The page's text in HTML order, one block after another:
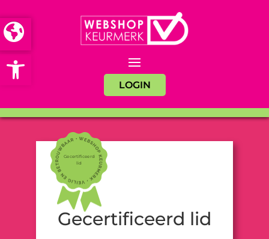
Open toolbar
LOGIN
Gecertificeerd
lid
Gecertificeerd lid